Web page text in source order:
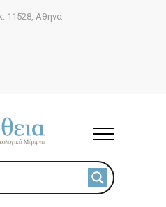
11528, Αθήνα